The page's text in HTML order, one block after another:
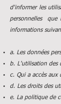
d'informer les
personnelles que
informations
a. Les données
b. L'utilisation des
c. Qui a accès aux
d. Les droits des
e. La politique de